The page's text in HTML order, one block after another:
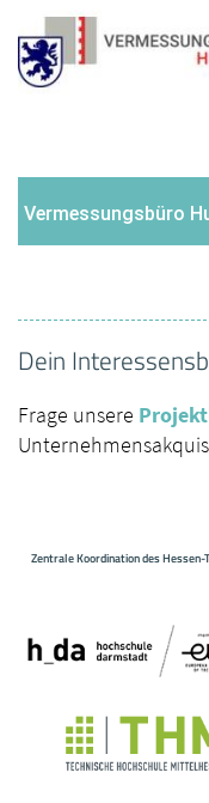
Vermessungsbüro
Dein
Frage unsere
Zentrale Koordination des Hessen-